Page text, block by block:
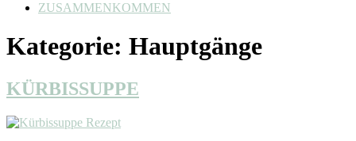
ZUSAMMENKOMMEN
Kategorie: Hauptgänge
KÜRBISSUPPE